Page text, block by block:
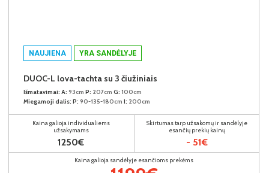
NAUJIENA YRA SANDĖLYJE
DUOC-L lova-tachta su 3 čiužiniais
Išmatavimai: A: 93cm P: 207cm G: 100cm
Miegamoji dalis: P: 90-135-180cm I: 200cm
Kaina galioja individualiems
užsakymams
1250€
Skirtumas tarp užsakomų ir sandėlyje
esančių prekių kainų
- 51€
Kaina galioja sandėlyje esančioms prekėms